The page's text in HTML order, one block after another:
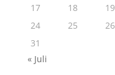
17
18 19
24
25 26
31
« Juli